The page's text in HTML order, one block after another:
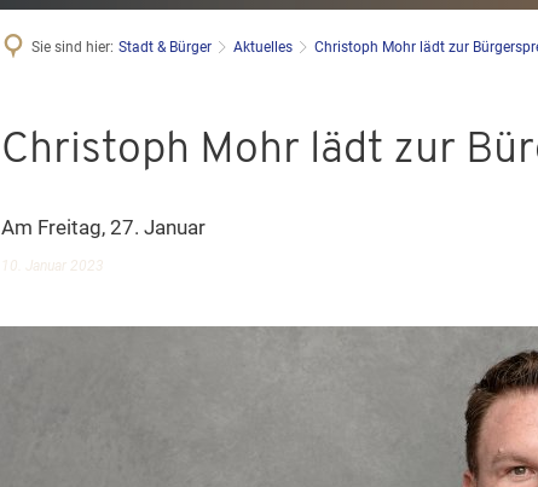
Sie sind hier: Stadt & Bürger Aktuelles Christoph Mohr lädt zur
Christoph Mohr lädt zur
Am Freitag, 27. Januar
10. Januar 2023